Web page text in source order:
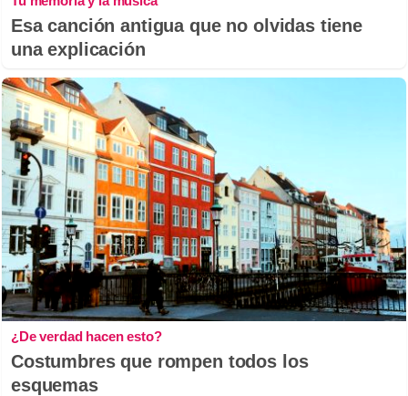
Esa canción antigua que no olvidas tiene
una explicación
¿De verdad hacen esto?
Costumbres que rompen todos los
esquemas